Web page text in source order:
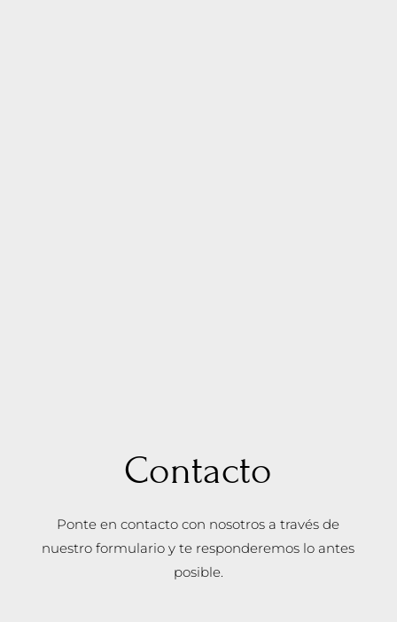
Contacto
Ponte en contacto con nosotros a través de
nuestro formulario y te responderemos lo antes
posible.